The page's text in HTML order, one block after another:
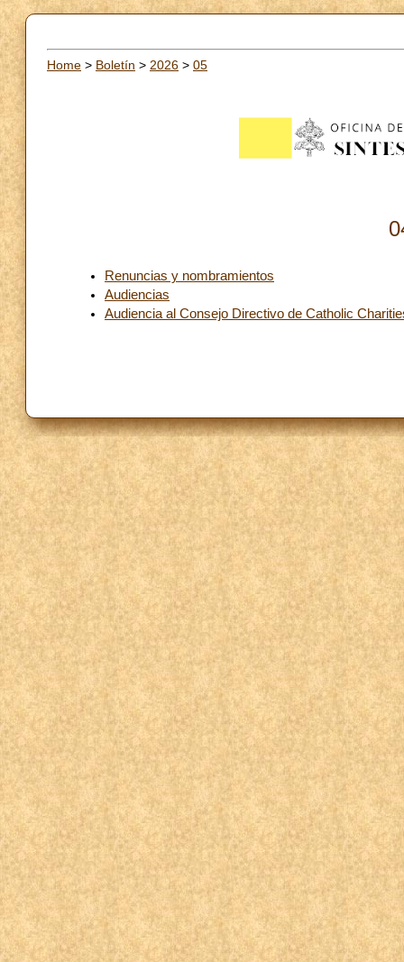
Home > Boletín > 2026 > 05
Renuncias y nombramientos
Audiencias
Audiencia al Consejo Directivo de Catholic